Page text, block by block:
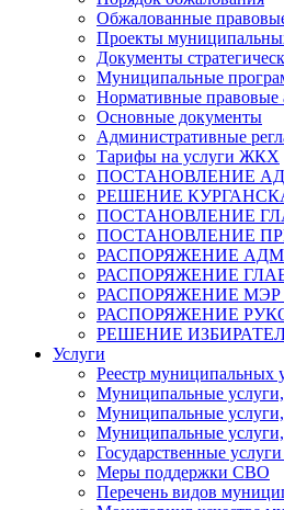
Обжалованные
Проекты
Документы
Муниципальные
Нормативные правовые
Основные документы
Административные
Тарифы на услуги ЖКХ
ПОСТАНОВЛЕНИЕ
РЕШЕНИЕ
ПОСТАНОВЛЕНИЕ
ПОСТАНОВЛЕНИЕ
РАСПОРЯЖЕНИЕ
РАСПОРЯЖЕНИЕ
РАСПОРЯЖЕНИЕ МЭР
РАСПОРЯЖЕНИЕ
РЕШЕНИЕ
Услуги
Реестр муниципальных
Муниципальные услуги,
Муниципальные услуги,
Муниципальные
Государственные
Меры поддержки СВО
Перечень видов